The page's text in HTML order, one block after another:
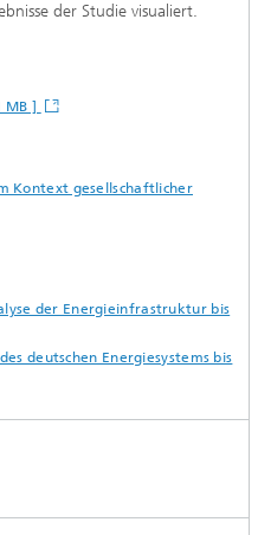
der Studie visualiert.
]
Kontext gesellschaftlicher
der Energieinfrastruktur bis
deutschen Energiesystems bis